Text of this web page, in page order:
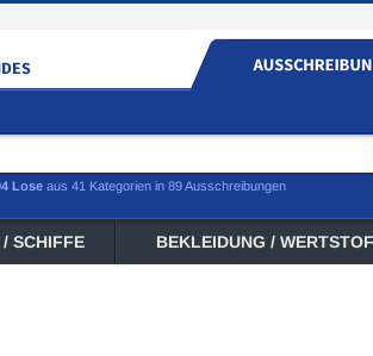
Lose aus 41 Kategorien in 89 Ausschreibungen
SCHIFFE BEKLEIDUNG /